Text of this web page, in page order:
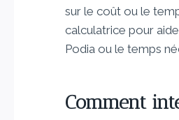
sur le coût ou le
calculatrice pour
Podia ou le temps
Comment